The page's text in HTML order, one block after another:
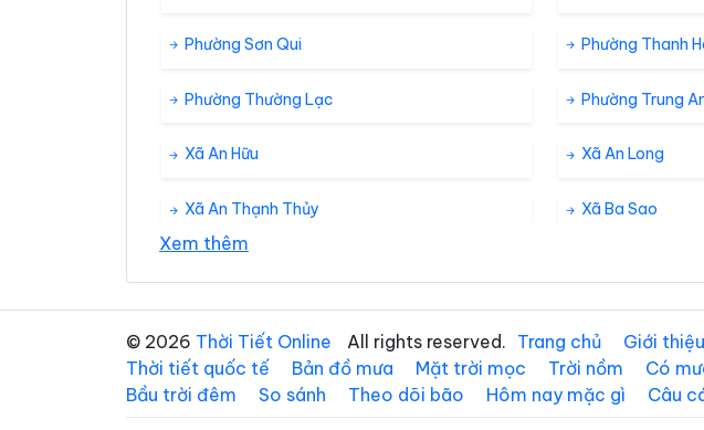
Phường Sơn Qui Phường Thanh
Phường Thường Lạc Phường Trung
Xã An Hữu Xã An Long
Xã An Thạnh Thủy Xã Ba Sao
Xã Đốc Binh Kiều Xã Đồng Sơn
Xem thêm
© 2026 Thời Tiết Online All rights reserved. Trang chủ Giới thiệu
Thời tiết quốc tế
Bản đồ mưa Mặt trời mọc Trời nồm Có
Bầu trời đêm
So sánh Theo dõi bão Hôm nay mặc gì Câu